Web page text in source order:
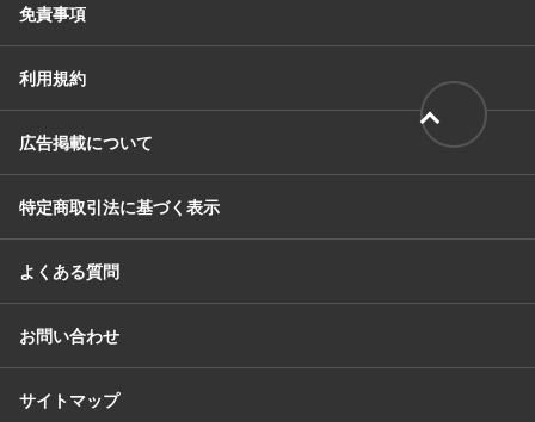
免責事項
利用規約
広告掲載について
特定商取引法に基づく表示
よくある質問
お問い合わせ
サイトマップ